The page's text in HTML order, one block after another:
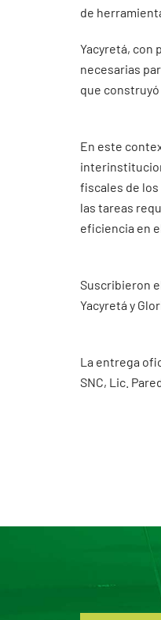
de
Yacyretá, con
necesarias
que construyó
En este
fiscales de los
las tareas
eficiencia en
Suscribieron
Yacyretá y
La entrega
SNC, Lic.